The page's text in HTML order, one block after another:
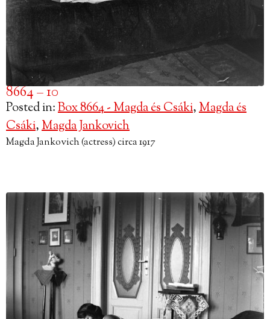
8664 – 10
Posted in:Box 8664 - Magda és Csáki,Magda és
Csáki,Magda Jankovich
Magda Jankovich (actress) circa 1917